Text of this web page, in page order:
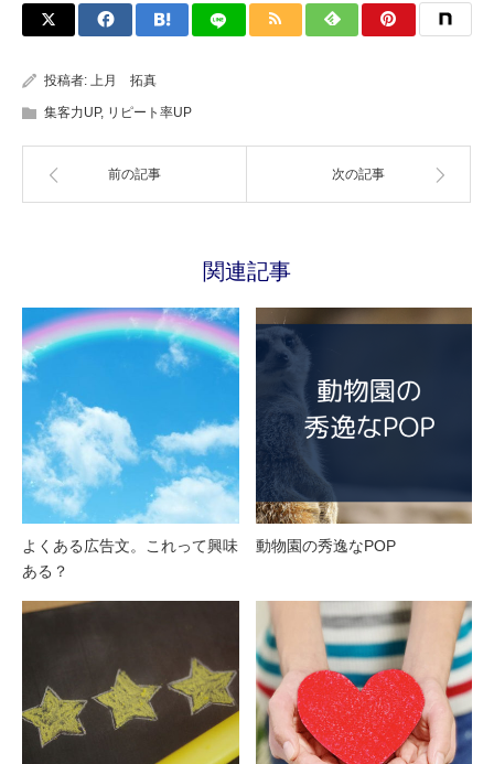
投稿者: 上月 拓真
集客力UP, リピート率UP
前の記事 次の記事
関連記事
よくある広告文。これって興味
ある？
動物園の秀逸なPOP